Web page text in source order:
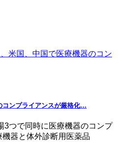
コンプライアンスが厳格化…
3つで同時に医療機器のコンプ
器と体外診断用医薬品